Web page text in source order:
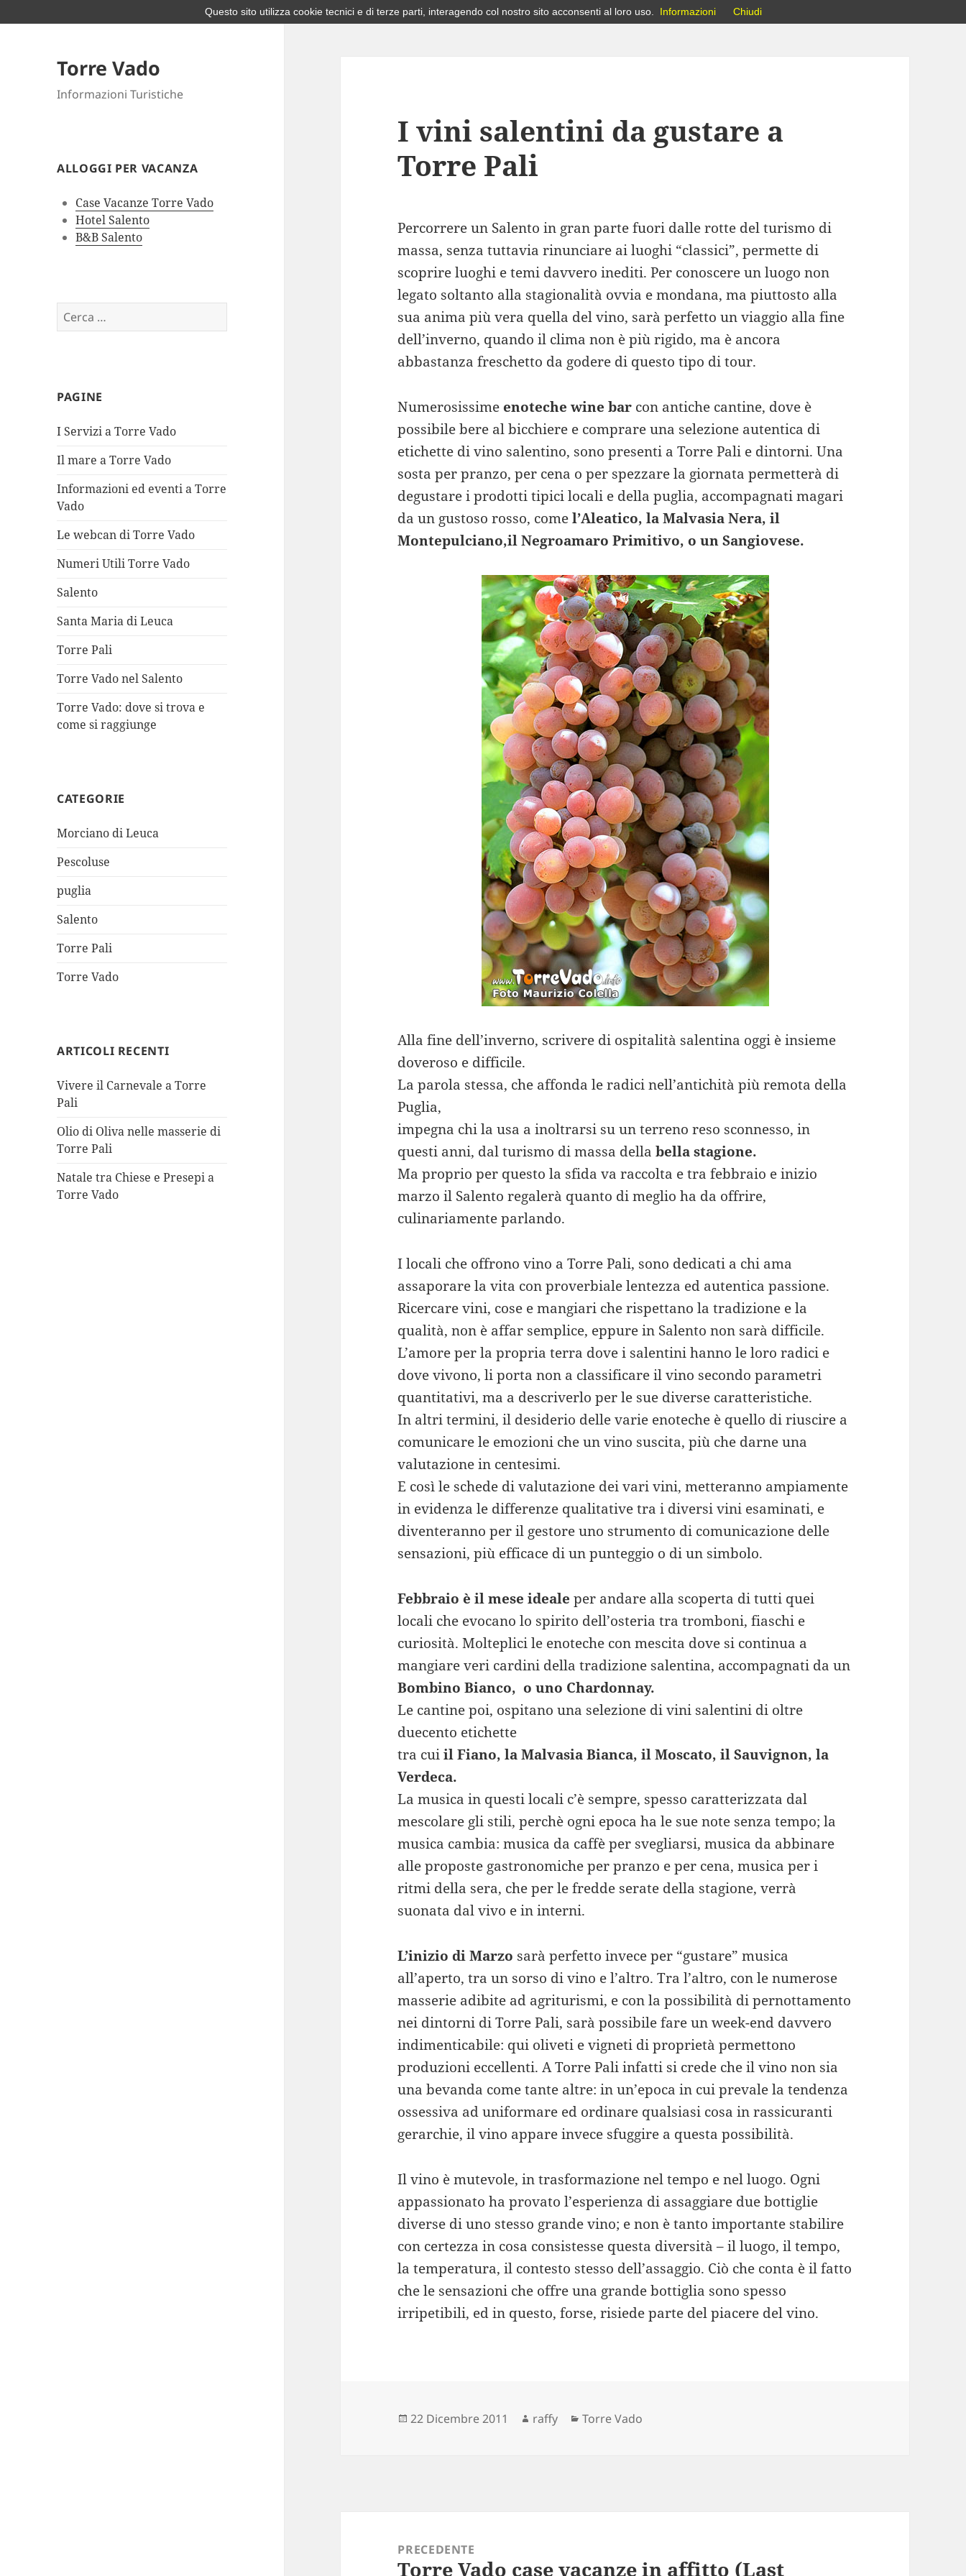
Torre Vado
Informazioni Turistiche
ALLOGGI PER VACANZA
Case Vacanze Torre Vado
Hotel Salento
B&B Salento
Ricerca
per:
PAGINE
I Servizi a Torre Vado
Il mare a Torre Vado
Informazioni ed eventi a Torre
Vado
Le webcan di Torre Vado
Numeri Utili Torre Vado
Salento
Santa Maria di Leuca
Torre Pali
Torre Vado nel Salento
Torre Vado: dove si trova e
come si raggiunge
CATEGORIE
Morciano di Leuca
Pescoluse
puglia
Salento
Torre Pali
Torre Vado
ARTICOLI RECENTI
Vivere il Carnevale a Torre
Pali
Olio di Oliva nelle masserie di
Torre Pali
Natale tra Chiese e Presepi a
Torre Vado
I vini salentini da gustare a
Torre Pali
Percorrere un Salento in gran parte fuori dalle rotte del turismo di
massa, senza tuttavia rinunciare ai luoghi “classici”, permette di
scoprire luoghi e temi davvero inediti. Per conoscere un luogo non
legato soltanto alla stagionalità ovvia e mondana, ma piuttosto alla
sua anima più vera quella del vino, sarà perfetto un viaggio alla fine
dell’inverno, quando il clima non è più rigido, ma è ancora
abbastanza freschetto da godere di questo tipo di tour.
Numerosissime enoteche wine bar con antiche cantine, dove è
possibile bere al bicchiere e comprare una selezione autentica di
etichette di vino salentino, sono presenti a Torre Pali e dintorni. Una
sosta per pranzo, per cena o per spezzare la giornata permetterà di
degustare i prodotti tipici locali e della puglia, accompagnati magari
da un gustoso rosso, comel’Aleatico, la Malvasia Nera, il
Montepulciano,il Negroamaro Primitivo, o un Sangiovese.
Alla fine dell’inverno, scrivere di ospitalità salentina oggi è insieme
doveroso e difficile.
La parola stessa, che affonda le radici nell’antichità più remota della
Puglia,
impegna chi la usa a inoltrarsi su un terreno reso sconnesso, in
questi anni, dal turismo di massa dellabella stagione.
Ma proprio per questo la sfida va raccolta e tra febbraio e inizio
marzo il Salento regalerà quanto di meglio ha da offrire,
culinariamente parlando.
I locali che offrono vino a Torre Pali, sono dedicati a chi ama
assaporare la vita con proverbiale lentezza ed autentica passione.
Ricercare vini, cose e mangiari che rispettano la tradizione e la
qualità, non è affar semplice, eppure in Salento non sarà difficile.
L’amore per la propria terra dove i salentini hanno le loro radici e
dove vivono, li porta non a classificare il vino secondo parametri
quantitativi, ma a descriverlo per le sue diverse caratteristiche.
In altri termini, il desiderio delle varie enoteche è quello di riuscire a
comunicare le emozioni che un vino suscita, più che darne una
valutazione in centesimi.
E così le schede di valutazione dei vari vini, metteranno ampiamente
in evidenza le differenze qualitative tra i diversi vini esaminati, e
diventeranno per il gestore uno strumento di comunicazione delle
sensazioni, più efficace di un punteggio o di un simbolo.
Febbraio è il mese ideale per andare alla scoperta di tutti quei
locali che evocano lo spirito dell’osteria tra tromboni, fiaschi e
curiosità. Molteplici le enoteche con mescita dove si continua a
mangiare veri cardini della tradizione salentina, accompagnati da un
Bombino Bianco, o uno Chardonnay.
Le cantine poi, ospitano una selezione di vini salentini di oltre
duecento etichette
tra cuiil Fiano, la Malvasia Bianca, il Moscato, il Sauvignon, la
Verdeca.
La musica in questi locali c’è sempre, spesso caratterizzata dal
mescolare gli stili, perchè ogni epoca ha le sue note senza tempo; la
musica cambia: musica da caffè per svegliarsi, musica da abbinare
alle proposte gastronomiche per pranzo e per cena, musica per i
ritmi della sera, che per le fredde serate della stagione, verrà
suonata dal vivo e in interni.
L’inizio di Marzo sarà perfetto invece per “gustare” musica
all’aperto, tra un sorso di vino e l’altro. Tra l’altro, con le numerose
masserie adibite ad agriturismi, e con la possibilità di pernottamento
nei dintorni di Torre Pali, sarà possibile fare un week-end davvero
indimenticabile: qui oliveti e vigneti di proprietà permettono
produzioni eccellenti. A Torre Pali infatti si crede che il vino non sia
una bevanda come tante altre: in un’epoca in cui prevale la tendenza
ossessiva ad uniformare ed ordinare qualsiasi cosa in rassicuranti
gerarchie, il vino appare invece sfuggire a questa possibilità.
Il vino è mutevole, in trasformazione nel tempo e nel luogo. Ogni
appassionato ha provato l’esperienza di assaggiare due bottiglie
diverse di uno stesso grande vino; e non è tanto importante stabilire
con certezza in cosa consistesse questa diversità – il luogo, il tempo,
la temperatura, il contesto stesso dell’assaggio. Ciò che conta è il fatto
che le sensazioni che offre una grande bottiglia sono spesso
irripetibili, ed in questo, forse, risiede parte del piacere del vino.
Scritto
22 Dicembre 2011 Autore
raffy Categorie
Torre Vado
PRECEDENTE
Articolo
Torre Vado case vacanze in affitto (Last
Questo sito utilizza cookie tecnici e di terze parti, interagendo col nostro sito acconsenti al loro uso. Informazioni Chiudi